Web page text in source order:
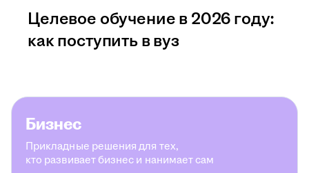
Целевое обучение в 2026 году:
как поступить в вуз
Бизнес
Прикладные решения для тех,
кто развивает бизнес и нанимает сам